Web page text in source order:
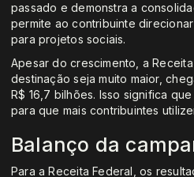
passado e demonstra a
permite ao contribuinte
para projetos sociais.
Apesar do crescimento, a
destinação seja muito maior,
R$ 16,7 bilhões. Isso significa
para que mais contribuintes
Balanço da
Para a Receita Federal, os